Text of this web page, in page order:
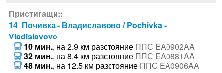
Пристигащи::
14 Почивка - Владиславово / Pochivka -
Vladislavovo
10 мин., на 2.9 км разстояние ППС EA0902AA
32 мин., на 8.4 км разстояние ППС EA0881AA
48 мин., на 12.5 км разстояние ППС EA0906AA